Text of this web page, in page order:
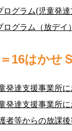
ログラム(児童発
ログラム（放デイ）
16はかせ
発達支援事業所
発達支援事業所
者等からの放課